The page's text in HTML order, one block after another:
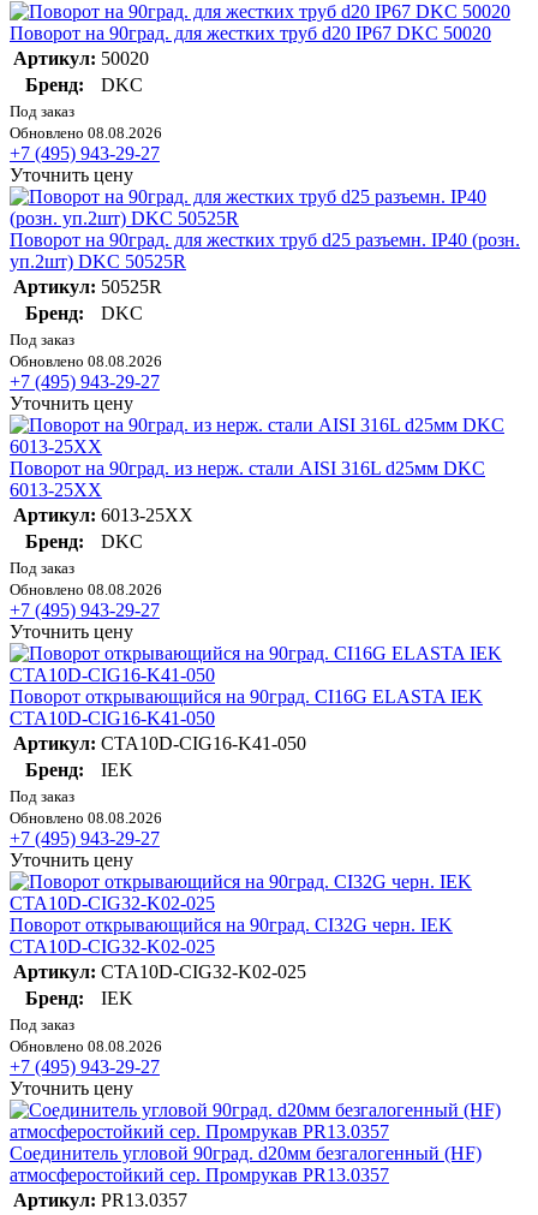
Поворот на 90град. для жестких труб d20 IP67 DKC 50020
Артикул: 50020
Бренд:
DKC
Под заказ
Обновлено 08.08.2026
+7 (495) 943-29-27
Уточнить цену
Поворот на 90град. для жестких труб d25 разъемн. IP40 (розн.
уп.2шт) DKC 50525R
Артикул: 50525R
Бренд:
DKC
Под заказ
Обновлено 08.08.2026
+7 (495) 943-29-27
Уточнить цену
Поворот на 90град. из нерж. стали AISI 316L d25мм DKC
6013-25XX
Артикул: 6013-25XX
Бренд:
DKC
Под заказ
Обновлено 08.08.2026
+7 (495) 943-29-27
Уточнить цену
Поворот открывающийся на 90град. CI16G ELASTA IEK
CTA10D-CIG16-K41-050
Артикул: CTA10D-CIG16-K41-050
Бренд:
IEK
Под заказ
Обновлено 08.08.2026
+7 (495) 943-29-27
Уточнить цену
Поворот открывающийся на 90град. CI32G черн. IEK
CTA10D-CIG32-K02-025
Артикул: CTA10D-CIG32-K02-025
Бренд:
IEK
Под заказ
Обновлено 08.08.2026
+7 (495) 943-29-27
Уточнить цену
Соединитель угловой 90град. d20мм безгалогенный (HF)
атмосферостойкий сер. Промрукав PR13.0357
Артикул: PR13.0357